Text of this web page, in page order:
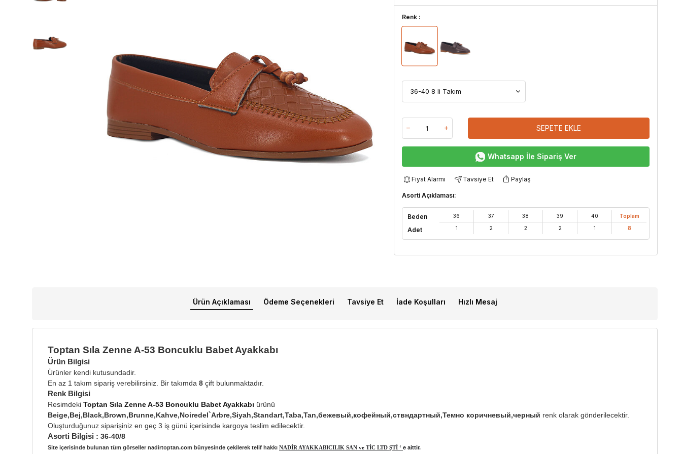
Renk :
SEPETE EKLE
Whatsapp İle Sipariş Ver
Fiyat Alarmı Tavsiye Et Paylaş
Asorti Açıklaması:
Beden
Adet
36
1
37
2
38
2
39
2
40
1
Toplam
8
Ürün Açıklaması Ödeme Seçenekleri Tavsiye Et İade Koşulları Hızlı Mesaj
Toptan Sıla Zenne A-53 Boncuklu Babet Ayakkabı
Ürün Bilgisi
Ürünler kendi kutusundadir.
En az 1 takım sipariş verebilirsiniz. Bir takımda 8 çift bulunmaktadır.
Renk Bilgisi
Resimdeki Toptan Sıla Zenne A-53 Boncuklu Babet Ayakkabı ürünü
Beige,Bej,Black,Brown,Brunne,Kahve,Noiredel`Arbre,Siyah,Standart,Taba,Tan,бежевый,кофейный,ствндартный,Темно коричневый,черный renk olarak gönderilecektir.
Oluşturduğunuz siparişiniz en geç 3 iş günü içerisinde kargoya teslim edilecektir.
Asorti Bilgisi : 36-40/8
Site içerisinde bulunan tüm görseller nadirtoptan.com bünyesinde çekilerek telif hakkı NADİR AYAKKABICILIK SAN ve TİC LTD ŞTİ ‘ e aittir.